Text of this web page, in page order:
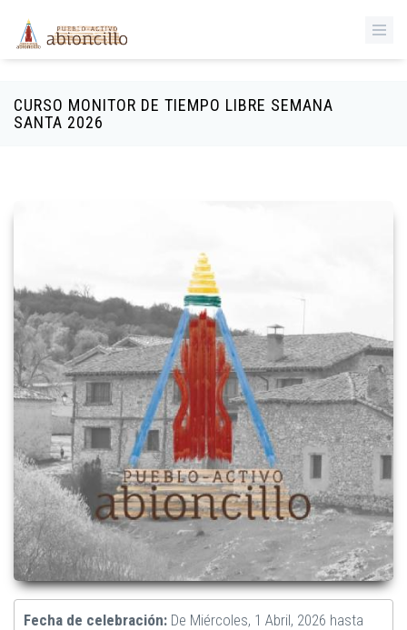
Pasar al contenido principal
CURSO MONITOR DE TIEMPO LIBRE SEMANA
SANTA 2026
Fecha de celebración: De Miércoles, 1 Abril, 2026 hasta